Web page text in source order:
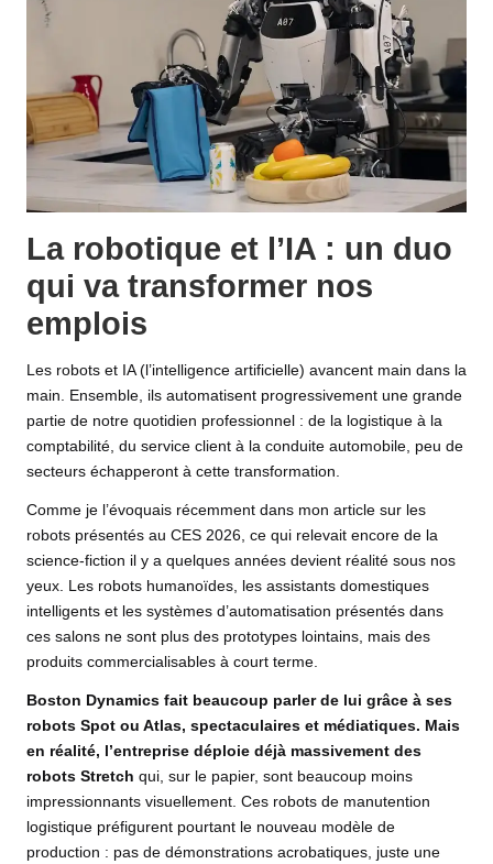
La robotique et l’IA : un duo
qui va transformer nos
emplois
Les robots et IA (l’intelligence artificielle) avancent main dans la
main. Ensemble, ils automatisent progressivement une grande
partie de notre quotidien professionnel : de la logistique à la
comptabilité, du service client à la conduite automobile, peu de
secteurs échapperont à cette transformation.
Comme je l’évoquais récemment dans mon article sur les
robots présentés au CES 2026, ce qui relevait encore de la
science-fiction il y a quelques années devient réalité sous nos
yeux. Les robots humanoïdes, les assistants domestiques
intelligents et les systèmes d’automatisation présentés dans
ces salons ne sont plus des prototypes lointains, mais des
produits commercialisables à court terme.
Boston Dynamics fait beaucoup parler de lui grâce à ses
robots Spot ou Atlas, spectaculaires et médiatiques. Mais
en réalité, l’entreprise déploie déjà massivement des
robots Stretch qui, sur le papier, sont beaucoup moins
impressionnants visuellement. Ces robots de manutention
logistique préfigurent pourtant le nouveau modèle de
production : pas de démonstrations acrobatiques, juste une